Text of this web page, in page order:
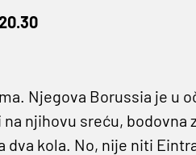
Njegova Borussia je u
njihovu sreću,
kola. No, nije niti